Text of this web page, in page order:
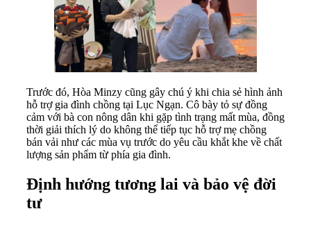
Trước đó, Hòa Minzy cũng gây chú ý khi chia sẻ hình ảnh
hỗ trợ gia đình chồng tại Lục Ngạn. Cô bày tỏ sự đồng
cảm với bà con nông dân khi gặp tình trạng mất mùa, đồng
thời giải thích lý do không thể tiếp tục hỗ trợ mẹ chồng
bán vải như các mùa vụ trước do yêu cầu khắt khe về chất
lượng sản phẩm từ phía gia đình.
Định hướng tương lai và bảo vệ đời
tư